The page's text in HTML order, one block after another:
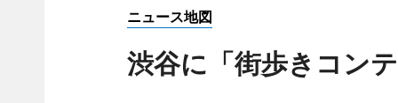
ニュース地図
渋谷に「街歩きコン